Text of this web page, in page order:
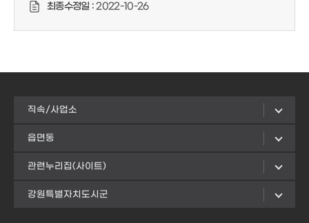
최종수정일 :2022-10-26
직속/사업소
읍면동
관련누리집(사이트)
강원특별자치도시군